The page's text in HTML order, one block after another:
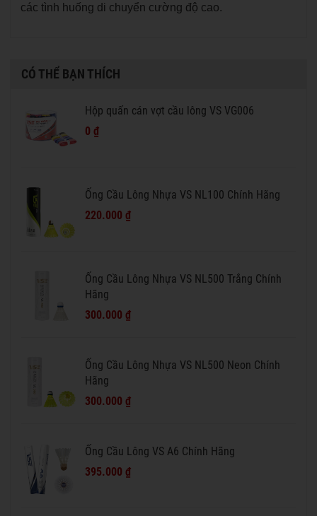
các tình huống di chuyển cường độ cao.
CÓ THỂ BẠN THÍCH
Hộp quấn cán vợt cầu lông VS VG006
0 ₫
Ống Cầu Lông Nhựa VS NL100 Chính Hãng
220.000 ₫
Ống Cầu Lông Nhựa VS NL500 Trắng Chính
Hãng
300.000 ₫
Ống Cầu Lông Nhựa VS NL500 Neon Chính
Hãng
300.000 ₫
Ống Cầu Lông VS A6 Chính Hãng
395.000 ₫